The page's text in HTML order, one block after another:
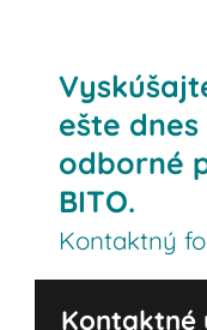
ešte
odborné
BITO.
Kontaktný
Kontaktné